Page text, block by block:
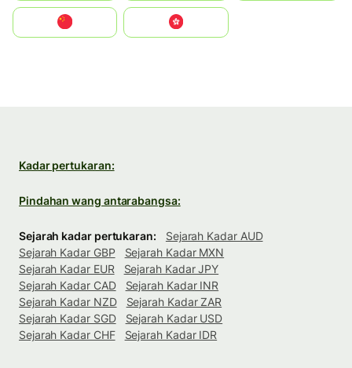
中國香港特別行政區
Kadar pertukaran:
Pindahan wang antarabangsa:
Sejarah kadar pertukaran:
Sejarah Kadar AUD
Sejarah Kadar GBP
Sejarah Kadar MXN
Sejarah Kadar EUR
Sejarah Kadar JPY
Sejarah Kadar CAD
Sejarah Kadar INR
Sejarah Kadar NZD
Sejarah Kadar ZAR
Sejarah Kadar SGD
Sejarah Kadar USD
Sejarah Kadar CHF
Sejarah Kadar IDR